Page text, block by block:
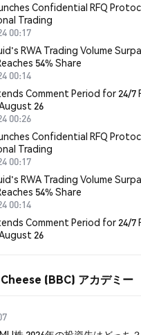
Confidential RFQ
Trading
00:17
RWA Trading Volume
54% Share
00:14
Comment Period for 24/7
26
00:26
Confidential RFQ
Trading
00:17
RWA Trading Volume
54% Share
00:14
Comment Period for 24/7
26
(BBC) アカデミー